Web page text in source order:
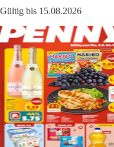
Gültig bis 15.08.2026